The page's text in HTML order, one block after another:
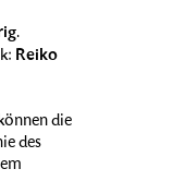
.
Reiko
die
des